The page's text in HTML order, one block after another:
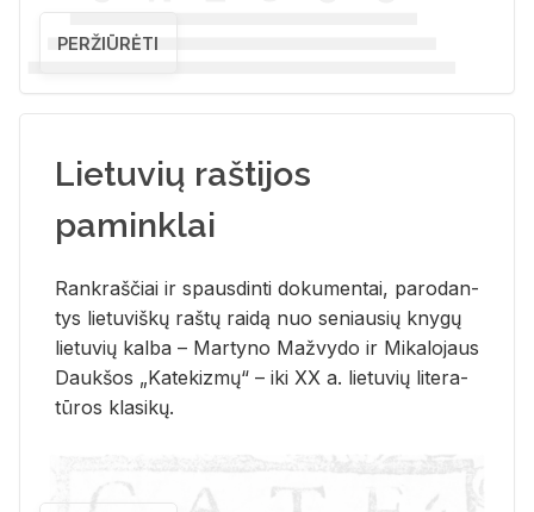
PERŽIŪRĖTI
Lietuvių raštijos
paminklai
Rank­raš­čiai ir spaus­din­ti do­ku­men­tai, pa­ro­dan­
tys lie­tu­viš­kų raš­tų rai­dą nuo se­niau­sių kny­gų
lie­tu­vių kal­ba – Mar­ty­no Ma­žvy­do ir Mi­ka­lo­jaus
Dauk­šos „Ka­te­kiz­mų“ – iki XX a. lie­tu­vių li­te­ra­
tū­ros kla­si­kų.